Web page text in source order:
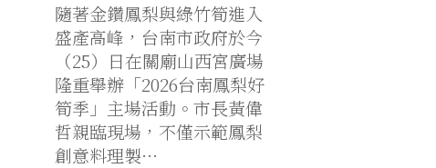
隨著金鑽鳳梨與綠竹筍進入
盛產高峰，台南市政府於今
（25）日在關廟山西宮廣場
隆重舉辦「2026台南鳳梨好
筍季」主場活動。市長黃偉
哲親臨現場，不僅示範鳳梨
創意料理製…